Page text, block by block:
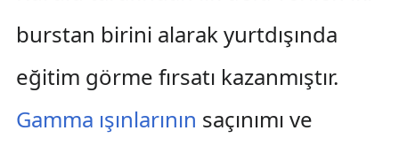
burstan birini alarak yurtdışında
eğitim görme fırsatı kazanmıştır.
Gamma ışınlarının saçınımı ve